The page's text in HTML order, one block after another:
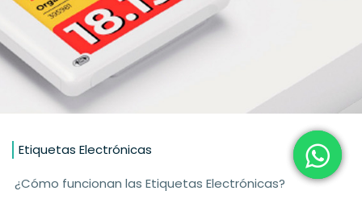
Etiquetas Electrónicas
¿Cómo funcionan las Etiquetas Electrónicas?